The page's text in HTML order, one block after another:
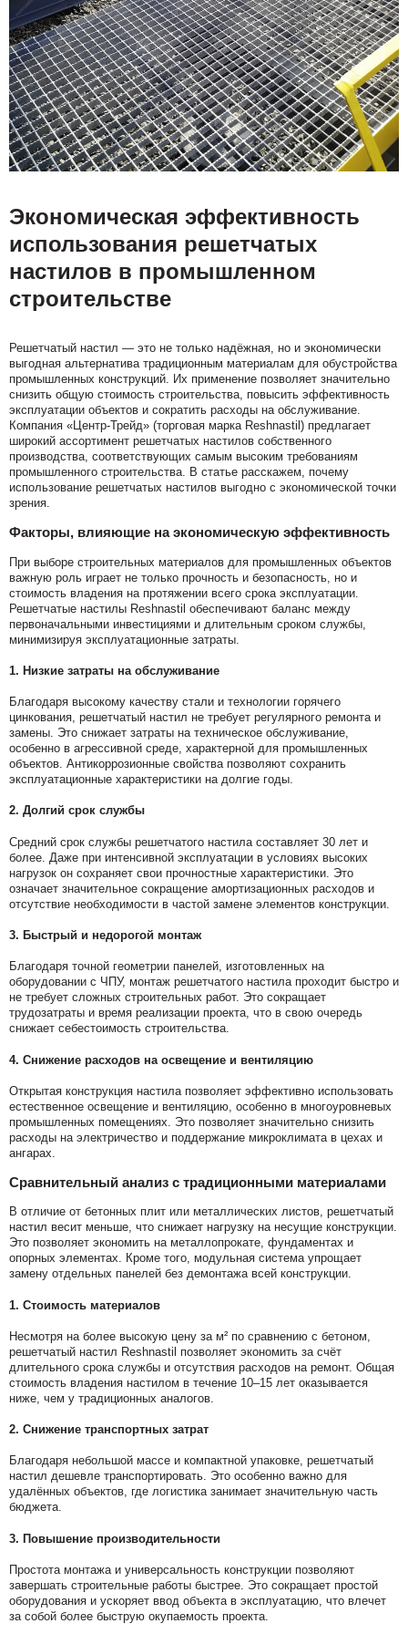
Экономическая эффективность
использования решетчатых
настилов в промышленном
строительстве
Решетчатый настил — это не только надёжная, но и экономически
выгодная альтернатива традиционным материалам для обустройства
промышленных конструкций. Их применение позволяет значительно
снизить общую стоимость строительства, повысить эффективность
эксплуатации объектов и сократить расходы на обслуживание.
Компания «Центр-Трейд» (торговая марка Reshnastil) предлагает
широкий ассортимент решетчатых настилов собственного
производства, соответствующих самым высоким требованиям
промышленного строительства. В статье расскажем, почему
использование решетчатых настилов выгодно с экономической точки
зрения.
Факторы, влияющие на экономическую эффективность
При выборе строительных материалов для промышленных объектов
важную роль играет не только прочность и безопасность, но и
стоимость владения на протяжении всего срока эксплуатации.
Решетчатые настилы Reshnastil обеспечивают баланс между
первоначальными инвестициями и длительным сроком службы,
минимизируя эксплуатационные затраты.
1. Низкие затраты на обслуживание
Благодаря высокому качеству стали и технологии горячего
цинкования, решетчатый настил не требует регулярного ремонта и
замены. Это снижает затраты на техническое обслуживание,
особенно в агрессивной среде, характерной для промышленных
объектов. Антикоррозионные свойства позволяют сохранить
эксплуатационные характеристики на долгие годы.
2. Долгий срок службы
Средний срок службы решетчатого настила составляет 30 лет и
более. Даже при интенсивной эксплуатации в условиях высоких
нагрузок он сохраняет свои прочностные характеристики. Это
означает значительное сокращение амортизационных расходов и
отсутствие необходимости в частой замене элементов конструкции.
3. Быстрый и недорогой монтаж
Благодаря точной геометрии панелей, изготовленных на
оборудовании с ЧПУ, монтаж решетчатого настила проходит быстро и
не требует сложных строительных работ. Это сокращает
трудозатраты и время реализации проекта, что в свою очередь
снижает себестоимость строительства.
4. Снижение расходов на освещение и вентиляцию
Открытая конструкция настила позволяет эффективно использовать
естественное освещение и вентиляцию, особенно в многоуровневых
промышленных помещениях. Это позволяет значительно снизить
расходы на электричество и поддержание микроклимата в цехах и
ангарах.
Сравнительный анализ с традиционными материалами
В отличие от бетонных плит или металлических листов, решетчатый
настил весит меньше, что снижает нагрузку на несущие конструкции.
Это позволяет экономить на металлопрокате, фундаментах и
опорных элементах. Кроме того, модульная система упрощает
замену отдельных панелей без демонтажа всей конструкции.
1. Стоимость материалов
Несмотря на более высокую цену за м² по сравнению с бетоном,
решетчатый настил Reshnastil позволяет экономить за счёт
длительного срока службы и отсутствия расходов на ремонт. Общая
стоимость владения настилом в течение 10–15 лет оказывается
ниже, чем у традиционных аналогов.
2. Снижение транспортных затрат
Благодаря небольшой массе и компактной упаковке, решетчатый
настил дешевле транспортировать. Это особенно важно для
удалённых объектов, где логистика занимает значительную часть
бюджета.
3. Повышение производительности
Простота монтажа и универсальность конструкции позволяют
завершать строительные работы быстрее. Это сокращает простой
оборудования и ускоряет ввод объекта в эксплуатацию, что влечет
за собой более быструю окупаемость проекта.